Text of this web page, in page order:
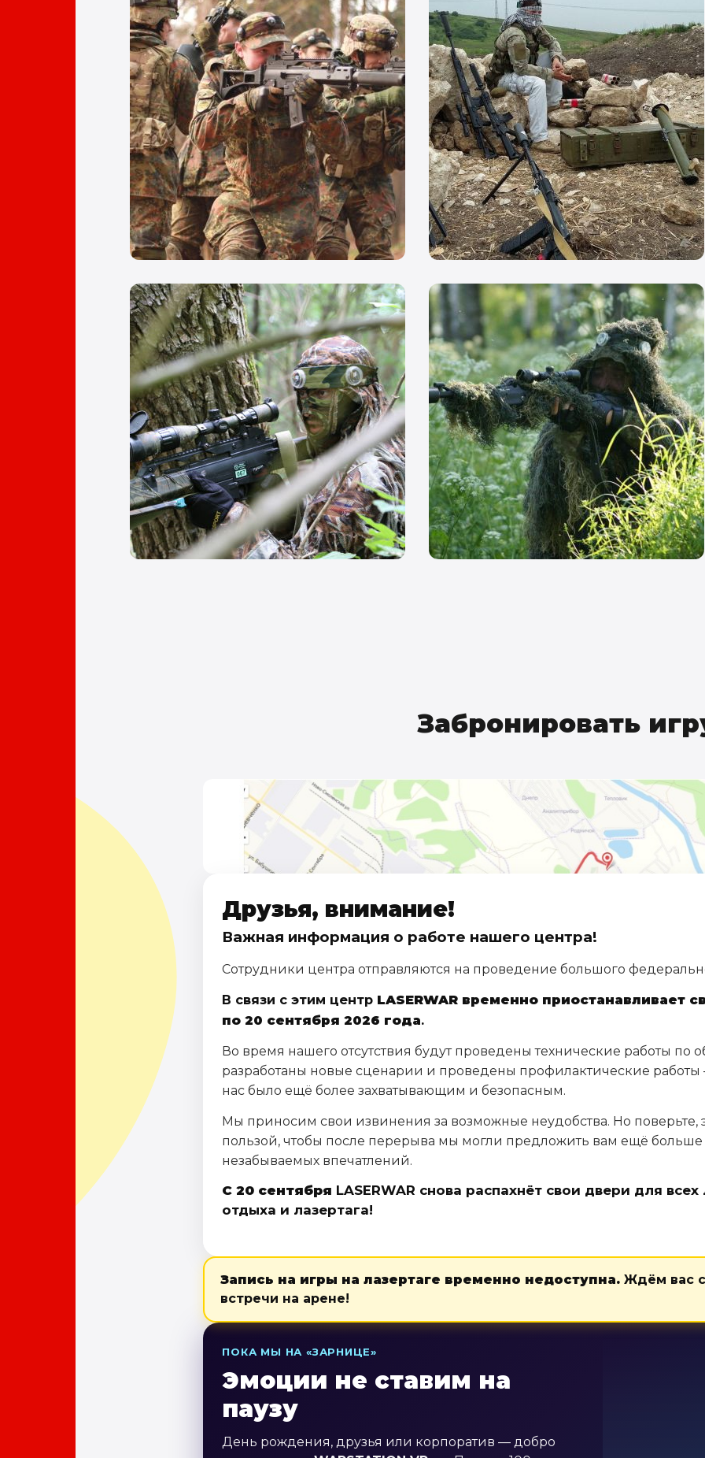
Забронировать
Друзья, внимание!
Важная информация о работе нашего центра!
Сотрудники центра отправляются на проведение большого
В связи с этим центр LASERWAR временно приостанавливает
по 20 сентября 2026 года.
Во время нашего отсутствия будут проведены технические работы по
разработаны новые сценарии и проведены профилактические
нас было ещё более захватывающим и безопасным.
Мы приносим свои извинения за возможные неудобства. Но поверьте,
пользой, чтобы после перерыва мы могли предложить вам ещё
незабываемых впечатлений.
С 20 сентября LASERWAR снова распахнёт свои двери для
отдыха и лазертага!
Запись на игры на лазертаге временно недоступна. Ждём вас
встречи на арене!
ПОКА МЫ НА «ЗАРНИЦЕ»
Эмоции не ставим на
паузу
День рождения, друзья или корпоратив — добро